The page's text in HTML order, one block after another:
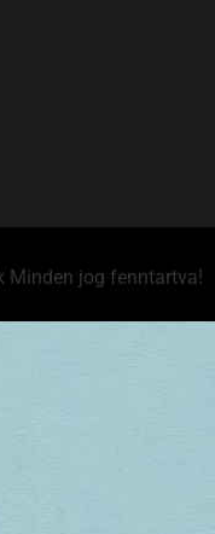
Minden jog fenntartva!